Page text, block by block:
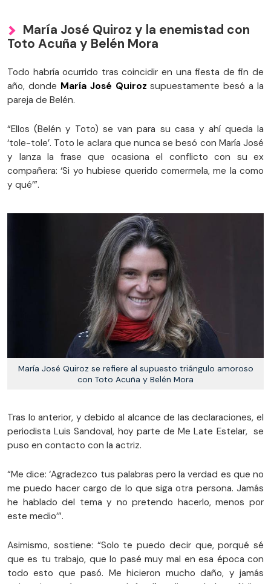
María José Quiroz y la enemistad con
Toto Acuña y Belén Mora
Todo habría ocurrido tras coincidir en una fiesta de fin de
año, donde María José Quiroz supuestamente besó a la
pareja de Belén.
“Ellos (Belén y Toto) se van para su casa y ahí queda la
‘tole-tole’. Toto le aclara que nunca se besó con María José
y lanza la frase que ocasiona el conflicto con su ex
compañera: ‘Si yo hubiese querido comermela, me la como
y qué’”.
María José Quiroz se refiere al supuesto triángulo amoroso
con Toto Acuña y Belén Mora
Tras lo anterior, y debido al alcance de las declaraciones, el
periodista Luis Sandoval, hoy parte de Me Late Estelar, se
puso en contacto con la actriz.
“Me dice: ‘Agradezco tus palabras pero la verdad es que no
me puedo hacer cargo de lo que siga otra persona. Jamás
he hablado del tema y no pretendo hacerlo, menos por
este medio’”.
Asimismo, sostiene: “Solo te puedo decir que, porqué sé
que es tu trabajo, que lo pasé muy mal en esa época con
todo esto que pasó. Me hicieron mucho daño, y jamás